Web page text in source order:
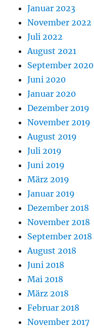
Januar 2023
November 2022
Juli 2022
August 2021
September 2020
Juni 2020
Januar 2020
Dezember 2019
November 2019
August 2019
Juli 2019
Juni 2019
März 2019
Januar 2019
Dezember 2018
November 2018
September 2018
August 2018
Juni 2018
Mai 2018
März 2018
Februar 2018
November 2017